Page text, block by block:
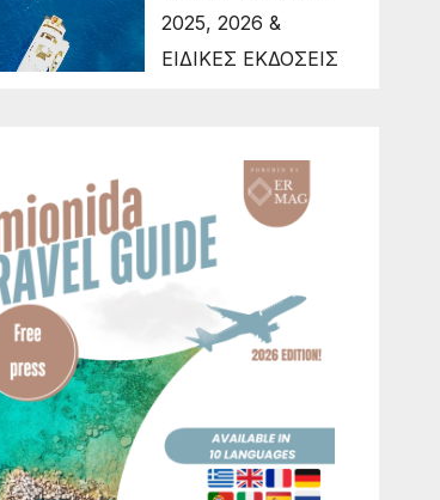
2025, 2026 &
ΕΙΔΙΚΕΣ ΕΚΔΟΣΕΙΣ